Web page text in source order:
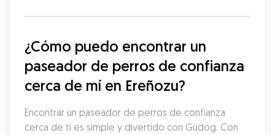
¿Cómo puedo encontrar un
paseador de perros de confianza
cerca de mí en Ereñozu?
Encontrar un paseador de perros de confianza
cerca de ti es simple y divertido con Gudog. Con